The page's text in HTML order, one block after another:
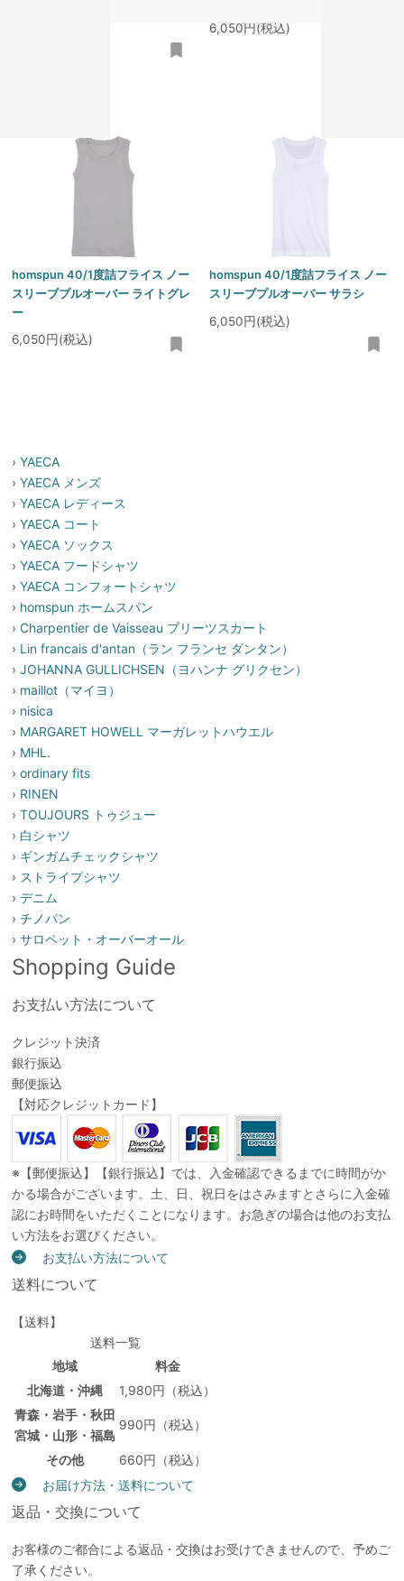
6,050円(税込)
homspun 40/1度詰フライス ノー
スリーブプルオーバー ライトグレ
ー
6,050円(税込)
homspun 40/1度詰フライス ノー
スリーブプルオーバー サラシ
6,050円(税込)
›YAECA
›YAECA メンズ
›YAECA レディース
›YAECA コート
›YAECA ソックス
›YAECA フードシャツ
›YAECA コンフォートシャツ
› homspun ホームスパン
› Charpentier de Vaisseau プリーツスカート
› Lin francais d'antan（ラン フランセ ダンタン）
›JOHANNA GULLICHSEN（ヨハンナ グリクセン）
› maillot（マイヨ）
› nisica
› MARGARET HOWELL マーガレットハウエル
› MHL.
›ordinary fits
› RINEN
›TOUJOURS トゥジュー
› 白シャツ
› ギンガムチェックシャツ
› ストライプシャツ
›デニム
›チノパン
›サロペット・オーバーオール
Shopping Guide
お支払い方法について
クレジット決済
銀行振込
郵便振込
【対応クレジットカード】
※【郵便振込】【銀行振込】では、入金確認できるまでに時間がか
かる場合がございます。土、日、祝日をはさみますとさらに入金確
認にお時間をいただくことになります。お急ぎの場合は他のお支払
い方法をお選びください。
お支払い方法について
送料について
【送料】
送料一覧
地域
料金
北海道・沖縄
1,980円（税込）
青森・岩手・秋田
宮城・山形・福島
990円（税込）
その他
660円（税込）
お届け方法・送料について
返品・交換について
お客様のご都合による返品・交換はお受けできませんので、予めご
了承ください。